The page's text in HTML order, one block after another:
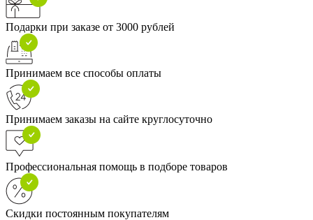
Подарки при заказе от 3000 рублей
Принимаем все способы оплаты
Принимаем заказы на сайте круглосуточно
Профессиональная помощь в подборе товаров
Скидки постоянным покупателям